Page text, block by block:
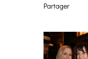
Partager